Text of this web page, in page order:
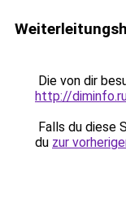
Die von dir
http://
Falls du diese
du zur